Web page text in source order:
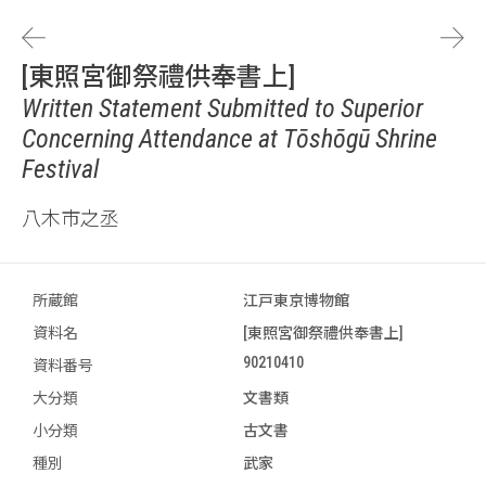
[東照宮御祭禮供奉書上]
Written Statement Submitted to Superior
Concerning Attendance at Tōshōgū Shrine
Festival
八木市之丞
所蔵館
江戸東京博物館
資料名
[東照宮御祭禮供奉書上]
資料番号
90210410
大分類
文書類
小分類
古文書
種別
武家